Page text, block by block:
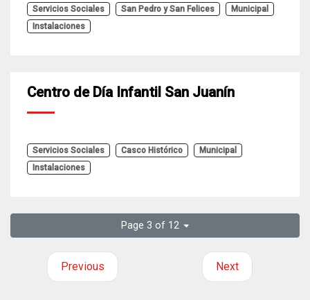
Servicios Sociales San Pedro y San Felices
Municipal
Instalaciones
Centro de Día Infantil San Juanín
Servicios Sociales Casco Histórico
Municipal
Instalaciones
Page 3 of 12
Previous Next